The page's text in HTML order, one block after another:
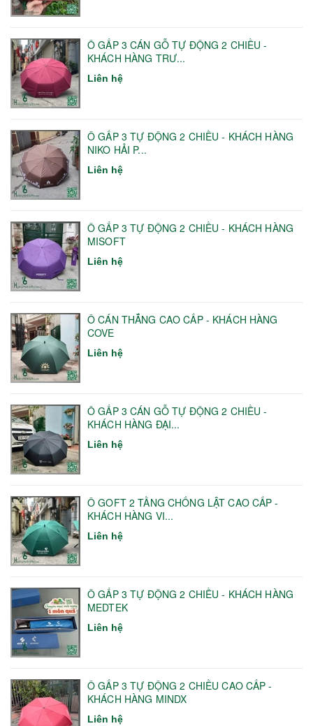
Ô GẤP 3 CÁN GỖ TỰ ĐỘNG 2 CHIỀU -
KHÁCH HÀNG TRƯ...
Liên hệ
Ô GẤP 3 TỰ ĐỘNG 2 CHIỀU - KHÁCH HÀNG
NIKO HẢI P...
Liên hệ
Ô GẤP 3 TỰ ĐỘNG 2 CHIỀU - KHÁCH HÀNG
MISOFT
Liên hệ
Ô CÁN THẲNG CAO CẤP - KHÁCH HÀNG
COVE
Liên hệ
Ô GẤP 3 CÁN GỖ TỰ ĐỘNG 2 CHIỀU -
KHÁCH HÀNG ĐẠI...
Liên hệ
Ô GOFT 2 TẦNG CHỐNG LẬT CAO CẤP -
KHÁCH HÀNG VI...
Liên hệ
Ô GẤP 3 TỰ ĐỘNG 2 CHIỀU - KHÁCH HÀNG
MEDTEK
Liên hệ
Ô GẤP 3 TỰ ĐỘNG 2 CHIỀU CAO CẤP -
KHÁCH HÀNG MINDX
Liên hệ